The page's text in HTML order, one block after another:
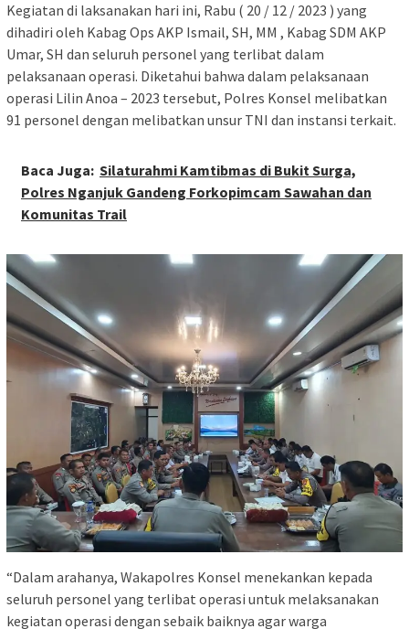
Kegiatan di laksanakan hari ini, Rabu ( 20 / 12 / 2023 ) yang
dihadiri oleh Kabag Ops AKP Ismail, SH, MM , Kabag SDM AKP
Umar, SH dan seluruh personel yang terlibat dalam
pelaksanaan operasi. Diketahui bahwa dalam pelaksanaan
operasi Lilin Anoa – 2023 tersebut, Polres Konsel melibatkan
91 personel dengan melibatkan unsur TNI dan instansi terkait.
Baca Juga: Silaturahmi Kamtibmas di Bukit Surga,
Polres Nganjuk Gandeng Forkopimcam Sawahan dan
Komunitas Trail
“Dalam arahanya, Wakapolres Konsel menekankan kepada
seluruh personel yang terlibat operasi untuk melaksanakan
kegiatan operasi dengan sebaik baiknya agar warga